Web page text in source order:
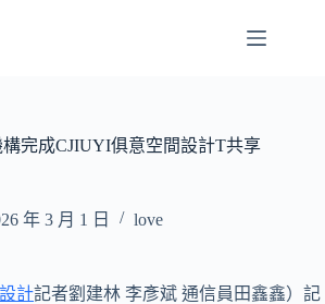
完成CJIUYI俱意空間設計T共享
年 3 月 1 日 love
計記者劉建林 李彥斌 通信員田鑫鑫）記